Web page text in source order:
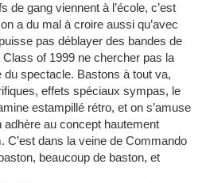
de gang viennent à l’école, c’est
a du mal à croire aussi qu’avec
pas déblayer des bandes de
of 1999 ne chercher pas la
spectacle. Bastons à tout va,
effets spéciaux sympas, le
estampillé rétro, et on s’amuse
adhère au concept hautement
C’est dans la veine de Commando
beaucoup de baston, et